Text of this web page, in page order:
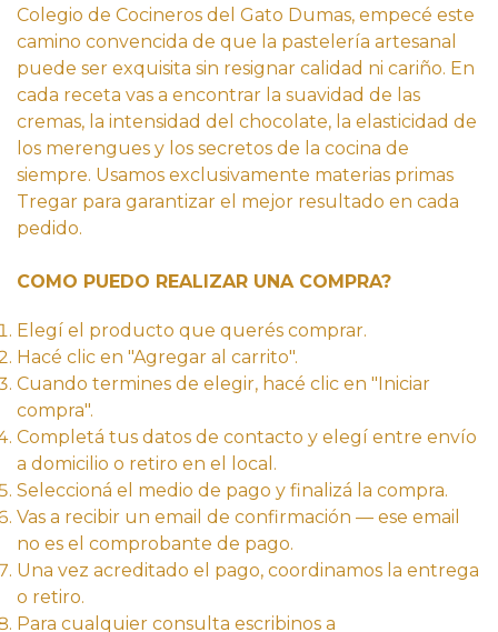
Colegio de Cocineros del Gato Dumas, empecé este
camino convencida de que la pastelería artesanal
puede ser exquisita sin resignar calidad ni cariño. En
cada receta vas a encontrar la suavidad de las
cremas, la intensidad del chocolate, la elasticidad de
los merengues y los secretos de la cocina de
siempre. Usamos exclusivamente materias primas
Tregar para garantizar el mejor resultado en cada
pedido.
COMO PUEDO REALIZAR UNA COMPRA?
Elegí el producto que querés comprar.
Hacé clic en "Agregar al carrito".
Cuando termines de elegir, hacé clic en "Iniciar
compra".
Completá tus datos de contacto y elegí entre envío
a domicilio o retiro en el local.
Seleccioná el medio de pago y finalizá la compra.
Vas a recibir un email de confirmación — ese email
no es el comprobante de pago.
Una vez acreditado el pago, coordinamos la entrega
o retiro.
Para cualquier consulta escribinos a